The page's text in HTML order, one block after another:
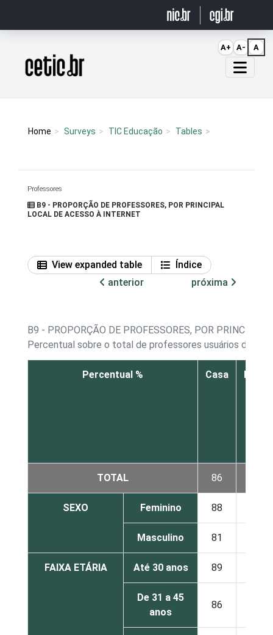
Página inicial
Home Surveys TIC Educação Tables
Professores
B9 - PROPORÇÃO DE PROFESSORES, POR PRINCIPAL
LOCAL DE ACESSO À INTERNET
View expanded table
Índice
anterior
próxima
B9 - PROPORÇÃO DE PROFESSORES, POR PRINCIPAL
Percentual sobre o total de professores usuários de
Percentual % Casa
TOTAL 86
SEXO Feminino 88
Masculino 81
FAIXA ETÁRIA Até 30 anos 89
De 31 a 45
anos
86
A+ A- A